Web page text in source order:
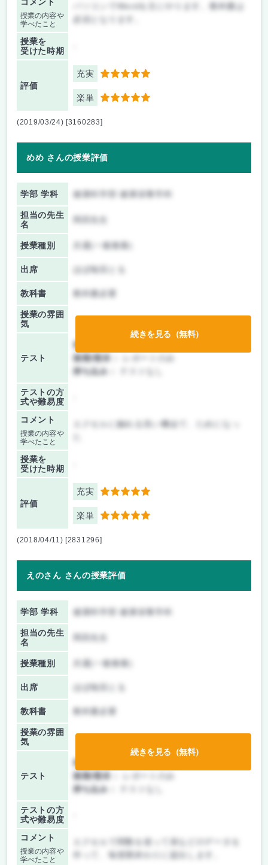
授業の内容や
学べたこと
パソコンでWordを主にやります。教科書は
授業を
受けた時期
評価
充実 5
楽単 5
(2019/03/24) [3160283]
めめ さんの授業評価
学部 学科 健康科学部 健康栄養学科
担当の先生
名
授業種別 共通(一般教養)
出席 ほぼ毎回とる
教科書 教科書必要
授業の雰囲
気
テスト
前期/中間：
後期/期末：
持ち込み：
テストの方
式や難易度
コメント
授業の内容や
学べたこと
エクセルに触れる良い機会で、ためになっ
授業を
受けた時期
評価
充実 5
楽単 5
続きを見る（無料）
(2018/04/11) [2831296]
えのさん さんの授業評価
学部 学科 健康科学部 健康栄養学科
担当の先生
名
授業種別 共通(一般教養)
出席 ほぼ毎回とる
教科書 教科書必要
授業の雰囲
気
テスト
前期/中間：
後期/期末：
持ち込み：
テストの方
式や難易度
コメント
授業の内容や
学べたこと
作って、毎授業終わりに提出します。
続きを見る（無料）